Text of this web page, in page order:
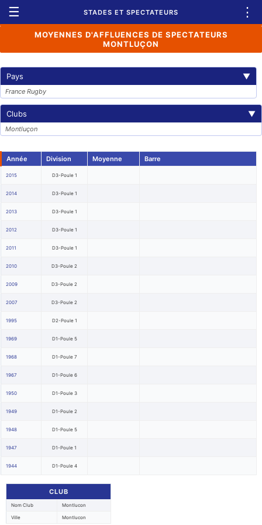
☰ STADES ET SPECTATEURS ⋮
MOYENNES D'AFFLUENCES DE SPECTATEURS
MONTLUÇON
Pays ▼
France Rugby
Clubs ▼
Montluçon
Année Division Moyenne Barre
2015 D3-Poule 1
2014 D3-Poule 1
2013 D3-Poule 1
2012 D3-Poule 1
2011 D3-Poule 1
2010 D3-Poule 2
2009 D3-Poule 2
2007 D3-Poule 2
1995 D2-Poule 1
1969 D1-Poule 5
1968 D1-Poule 7
1967 D1-Poule 6
1950 D1-Poule 3
1949 D1-Poule 2
1948 D1-Poule 5
1947 D1-Poule 1
1944 D1-Poule 4
CLUB
Nom Club Montlucon
Ville Montlucon